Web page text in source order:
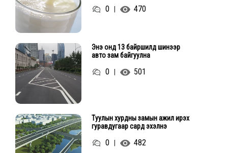
0 | 470
Энэ онд 13 байршилд шинээр
авто зам байгуулна
0 | 501
Туулын хурдны замын ажил ирэх
гуравдугаар сард эхэлнэ
0 | 482